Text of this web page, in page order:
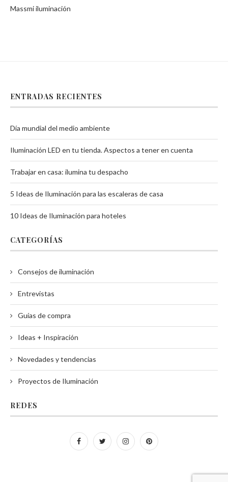
Massmi iluminación
ENTRADAS RECIENTES
Día mundial del medio ambiente
Iluminación LED en tu tienda. Aspectos a tener en cuenta
Trabajar en casa: ilumina tu despacho
5 Ideas de Iluminación para las escaleras de casa
10 Ideas de Iluminación para hoteles
CATEGORÍAS
Consejos de iluminación
Entrevistas
Guías de compra
Ideas + Inspiración
Novedades y tendencias
Proyectos de Iluminación
REDES